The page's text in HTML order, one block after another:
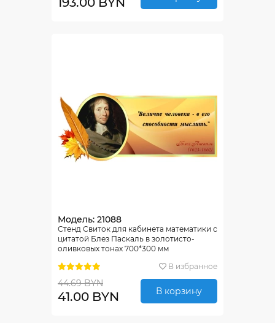
Модель: 21088
Стенд Свиток для кабинета математики с
цитатой Блез Паскаль в золотисто-
оливковых тонах 700*300 мм
В избранное
44.69 BYN
41.00 BYN В корзину